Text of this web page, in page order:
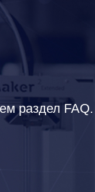
раздел FAQ.